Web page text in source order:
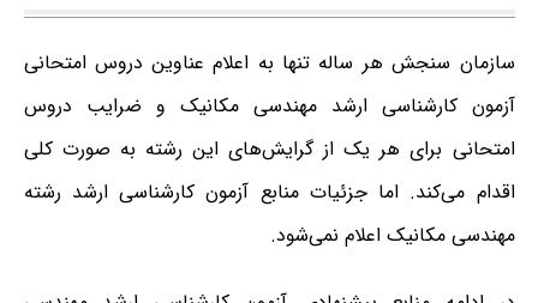
سازمان سنجش هر ساله تنها به اعلام عناوین دروس امتحانی
آزمون کارشناسی ارشد مهندسی مکانیک و ضرایب دروس
امتحانی برای هر یک از گرایش‌های این رشته به صورت کلی
اقدام می‌کند. اما جزئیات منابع آزمون کارشناسی ارشد رشته
مهندسی مکانیک اعلام نمی‌شود.